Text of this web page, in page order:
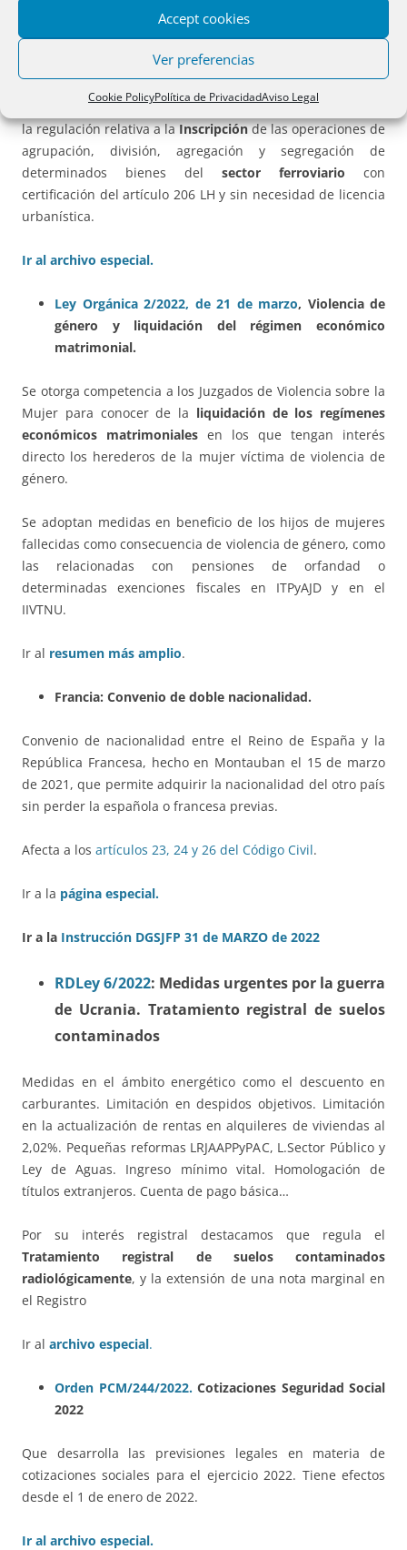
Accept cookies
Ver preferencias
Cookie PolicyPolítica de PrivacidadAviso Legal
fundamentalmente en cuanto al tratamiento de los
consumidores vulnerables, información precontractual,
letra e idioma de las cláusulas.
A su vez de la misma, por su interés registral destacamos
la regulación relativa a laInscripciónde las operaciones de
agrupación, división, agregación y segregación de
determinados bienes del sector ferroviario con
certificación del artículo 206 LH y sin necesidad de licencia
urbanística.
Ir al archivo especial.
Ley Orgánica 2/2022, de 21 de marzo, Violencia de
género y liquidación del régimen económico
matrimonial.
Se otorga competencia a los Juzgados de Violencia sobre la
Mujer para conocer de la liquidación de los regímenes
económicos matrimoniales en los que tengan interés
directo los herederos de la mujer víctima de violencia de
género.
Se adoptan medidas en beneficio de los hijos de mujeres
fallecidas como consecuencia de violencia de género, como
las relacionadas con pensiones de orfandad o
determinadas exenciones fiscales en ITPyAJD y en el
IIVTNU.
Ir al resumen más amplio.
Francia: Convenio de doble nacionalidad.
Convenio de nacionalidad entre el Reino de España y la
República Francesa, hecho en Montauban el 15 de marzo
de 2021, que permite adquirir la nacionalidad del otro país
sin perder la española o francesa previas.
Afecta a los artículos 23, 24 y 26 del Código Civil.
Ir a la página especial.
Ir a la Instrucción DGSJFP 31 de MARZO de 2022
RDLey 6/2022: Medidas urgentes por la guerra
de Ucrania. Tratamiento registral de suelos
contaminados
Medidas en el ámbito energético como el descuento en
carburantes. Limitación en despidos objetivos. Limitación
en la actualización de rentas en alquileres de viviendas al
2,02%. Pequeñas reformas LRJAAPPyPAC, L.Sector Público y
Ley de Aguas. Ingreso mínimo vital. Homologación de
títulos extranjeros. Cuenta de pago básica…
Por su interés registral destacamos que regula el
Tratamiento registral de suelos contaminados
radiológicamente, y la extensión de una nota marginal en
el Registro
Ir al archivo especial.
Orden PCM/244/2022. Cotizaciones Seguridad Social
2022
Que desarrolla las previsiones legales en materia de
cotizaciones sociales para el ejercicio 2022. Tiene efectos
desde el 1 de enero de 2022.
Ir al archivo especial.